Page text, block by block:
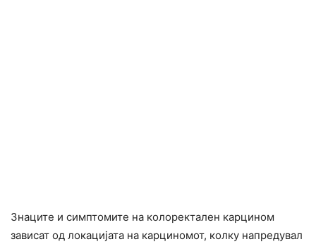
Знаците и симптомите на колоректален карцином
зависат од локацијата на карциномот, колку напредувал